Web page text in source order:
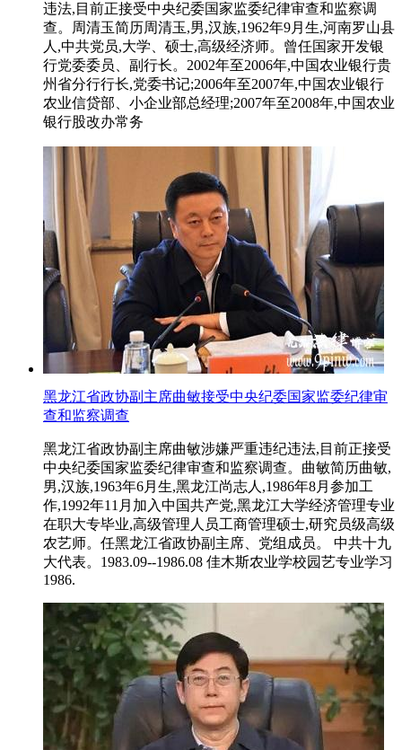
违法,目前正接受中央纪委国家监委纪律审查和监察调
查。周清玉简历周清玉,男,汉族,1962年9月生,河南罗山县
人,中共党员,大学、硕士,高级经济师。曾任国家开发银
行党委委员、副行长。2002年至2006年,中国农业银行贵
州省分行行长,党委书记;2006年至2007年,中国农业银行
农业信贷部、小企业部总经理;2007年至2008年,中国农业
银行股改办常务
黑龙江省政协副主席曲敏接受中央纪委国家监委纪律审
查和监察调查
黑龙江省政协副主席曲敏涉嫌严重违纪违法,目前正接受
中央纪委国家监委纪律审查和监察调查。曲敏简历曲敏,
男,汉族,1963年6月生,黑龙江尚志人,1986年8月参加工
作,1992年11月加入中国共产党,黑龙江大学经济管理专业
在职大专毕业,高级管理人员工商管理硕士,研究员级高级
农艺师。任黑龙江省政协副主席、党组成员。 中共十九
大代表。1983.09--1986.08 佳木斯农业学校园艺专业学习
1986.